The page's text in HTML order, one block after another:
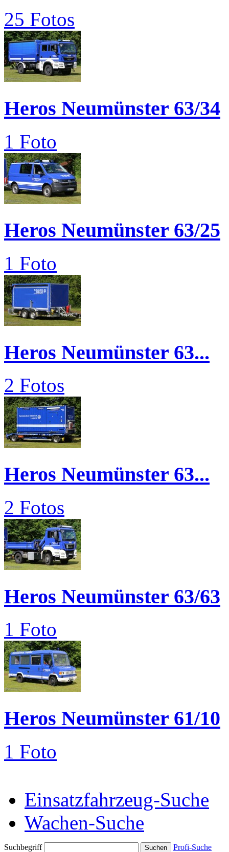
25 Fotos
Heros Neumünster 63/34
1 Foto
Heros Neumünster 63/25
1 Foto
Heros Neumünster 63...
2 Fotos
Heros Neumünster 63...
2 Fotos
Heros Neumünster 63/63
1 Foto
Heros Neumünster 61/10
1 Foto
Einsatzfahrzeug-Suche
Wachen-Suche
Suchbegriff
Profi-Suche